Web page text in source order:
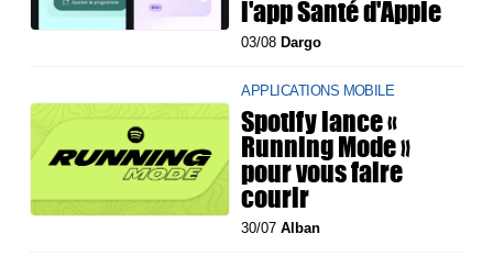
l'app Santé d'Apple
03/08 Dargo
APPLICATIONS MOBILE
Spotify lance «
Running Mode »
pour vous faire
courir
30/07Alban